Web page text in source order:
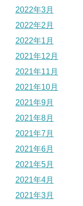
2022年3月
2022年2月
2022年1月
2021年12月
2021年11月
2021年10月
2021年9月
2021年8月
2021年7月
2021年6月
2021年5月
2021年4月
2021年3月